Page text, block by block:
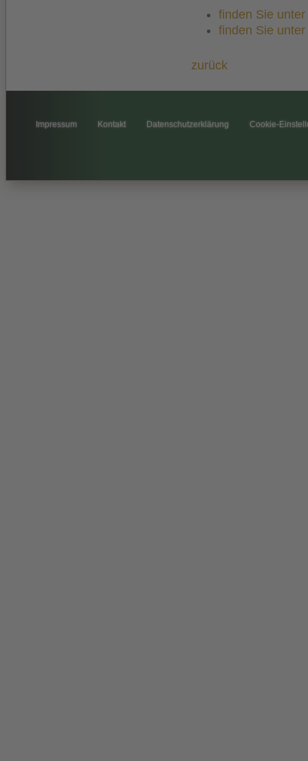
finden Sie
finden Sie
zurück
Impressum Kontakt Datenschutzerklärung Cookie-